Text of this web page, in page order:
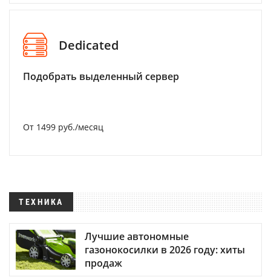
Dedicated
Подобрать выделенный сервер
От 1499 руб./месяц
ТЕХНИКА
Лучшие автономные
газонокосилки в 2026 году: хиты
продаж